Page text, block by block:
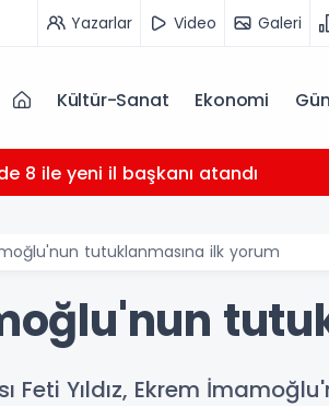
Yazarlar Video Galeri
Kültür-Sanat Ekonomi
8 ile yeni il başkanı atandı
tutuklanmasına ilk yorum
Feti Yıldız, Ekrem